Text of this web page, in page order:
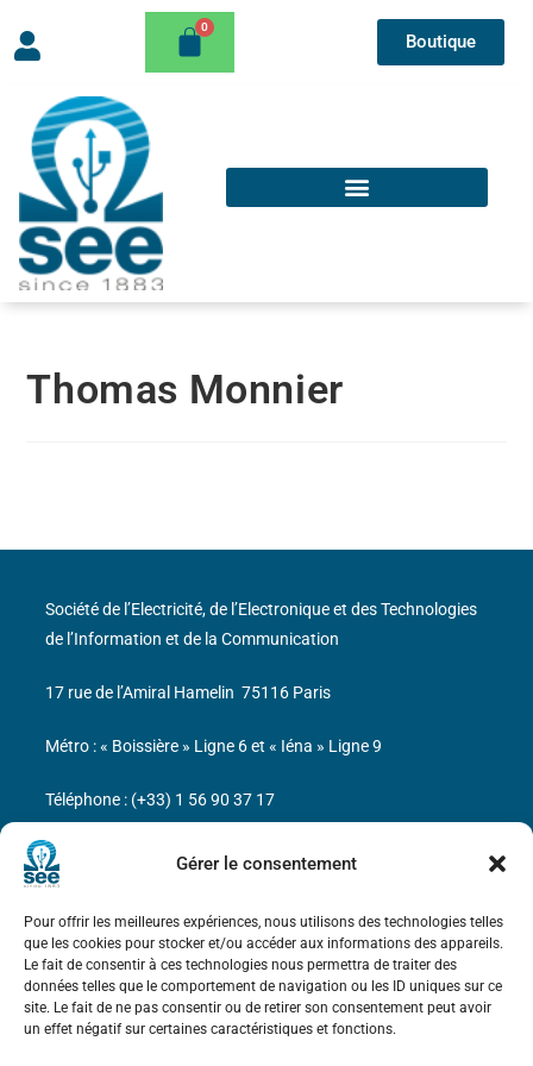
Gérer le consentement
Pour offrir les meilleures expériences, nous utilisons des technologies telles
que les cookies pour stocker et/ou accéder aux informations des appareils.
Le fait de consentir à ces technologies nous permettra de traiter des
données telles que le comportement de navigation ou les ID uniques sur ce
site. Le fait de ne pas consentir ou de retirer son consentement peut avoir
un effet négatif sur certaines caractéristiques et fonctions.
Boutique
Thomas Monnier
Bicentenaire des découvertes d’André-
Marie Ampère
Mentions légales
Société de l’Electricité, de l’Electronique et des Technologies
de l’Information et de la Communication
17 rue de l’Amiral Hamelin 75116 Paris
Métro : « Boissière » Ligne 6 et « Iéna » Ligne 9
Téléphone : (+33) 1 56 90 37 17
N° de SIREN : 785 393 232, Code APE : 9412Z TVA intra-
communautaire : FR44 785 393 232